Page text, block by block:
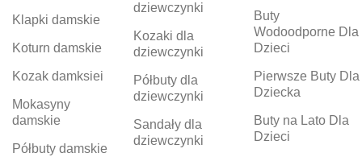
Klapki damskie
Koturn damskie
Kozak damksiei
Mokasyny
damskie
Półbuty damskie
dziewczynki
Kozaki dla
dziewczynki
Półbuty dla
dziewczynki
Sandały dla
dziewczynki
Buty
Wodoodporne Dla
Dzieci
Pierwsze Buty Dla
Dziecka
Buty na Lato Dla
Dzieci